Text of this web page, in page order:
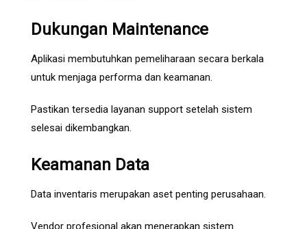
Dukungan Maintenance
Aplikasi membutuhkan pemeliharaan secara berkala
untuk menjaga performa dan keamanan.
Pastikan tersedia layanan support setelah sistem
selesai dikembangkan.
Keamanan Data
Data inventaris merupakan aset penting perusahaan.
Vendor profesional akan menerapkan sistem